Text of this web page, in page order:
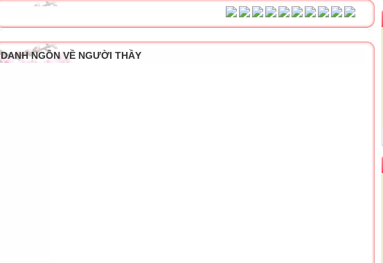
DANH NGÔN VỀ NGƯỜI THẦY